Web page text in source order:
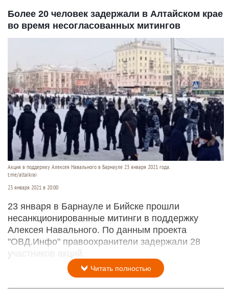
Более 20 человек задержали в Алтайском крае
во время несогласованных митингов
Акция в поддержку Алексея Навального в Барнауле 23 января 2021 года.
t.me/altaikrai
23 января 2021 в 20:00
23 января в Барнауле и Бийске прошли
несанкционированные митинги в поддержку
Алексея Навального. По данным проекта
"ОВД.Инфо" правоохранители задержали 28
участников акций.
Читать полностью